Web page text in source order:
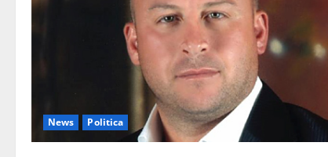
News Politica